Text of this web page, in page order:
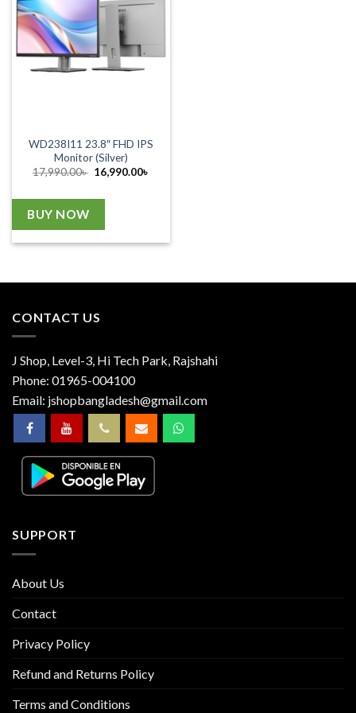
WD238I11 23.8″ FHD IPS
Monitor (Silver)
17,990.00৳ Original
price
17,990.00৳ .
16,990.00৳
BUY NOW
CONTACT US
J Shop, Level-3, Hi Tech Park, Rajshahi
Phone: 01965-004100
Email: jshopbangladesh@gmail.com
SUPPORT
About Us
Contact
Privacy Policy
Refund and Returns Policy
Terms and Conditions